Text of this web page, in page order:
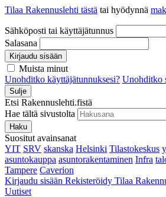
Tilaa Rakennuslehti tästä tai hyödynnä
Sähköposti tai käyttäjätunnus
Salasana
Kirjaudu sisään
Muista minut
Unohditko käyttäjätunnuksesi? Unohditko
Sulje
Etsi Rakennuslehti.fistä
Hae tältä sivustolta
Haku
Suositut avainsanat
YIT SRV skanska Helsinki Tilastokeskus
asuntokauppa asuntorakentaminen Infra
Tampere Caverion
Kirjaudu sisään Rekisteröidy Tilaa
Uutiset